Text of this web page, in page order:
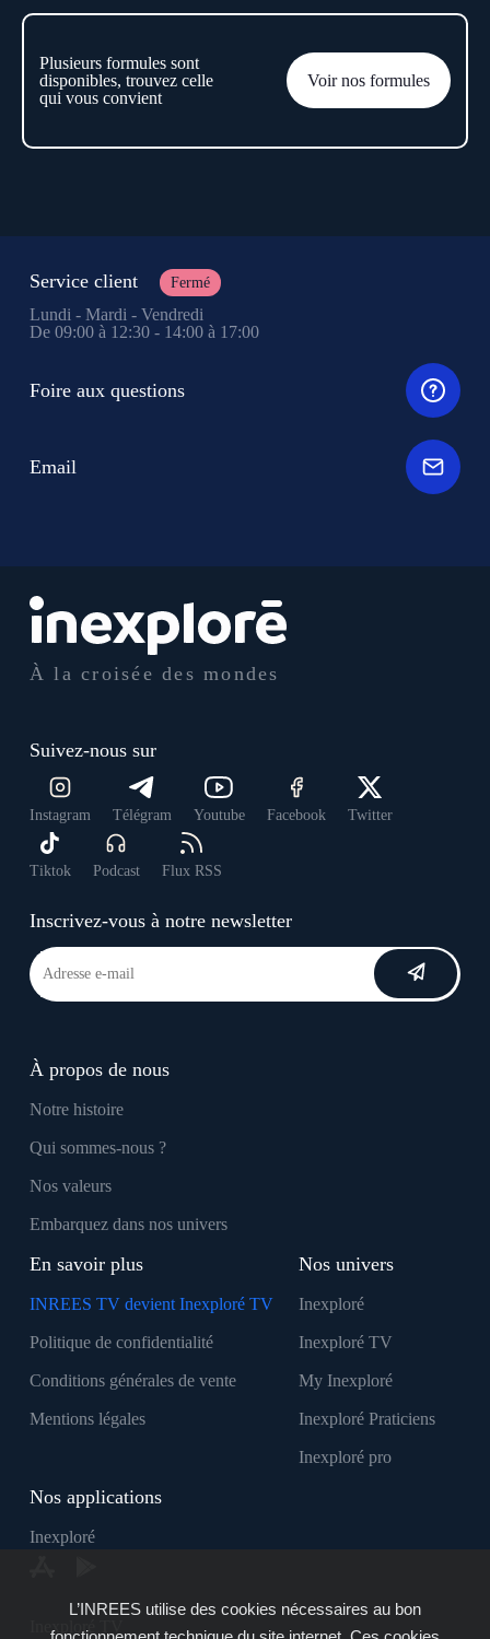
Plusieurs formules sont
disponibles, trouvez celle
qui vous convient
Voir nos formules
À la croisée des mondes
Suivez-nous sur
Instagram Télégram Youtube Facebook Twitter
Tiktok Podcast Flux RSS
Inscrivez-vous à notre newsletter
À propos de nous
Notre histoire
Qui sommes-nous ?
Nos valeurs
Embarquez dans nos univers
En savoir plus
INREES TV devient Inexploré TV
Politique de confidentialité
Conditions générales de vente
Mentions légales
Nos univers
Inexploré
Inexploré TV
My Inexploré
Inexploré Praticiens
Inexploré pro
Nos applications
Inexploré
Inexploré TV
Service client Fermé
Lundi - Mardi - Vendredi
De 09:00 à 12:30 - 14:00 à 17:00
Foire aux questions
Email
L’INREES utilise des cookies nécessaires au bon